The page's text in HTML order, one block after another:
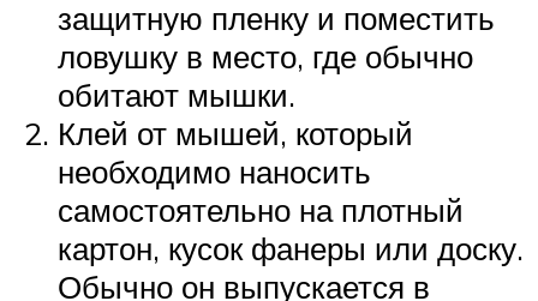
защитную пленку и поместить
ловушку в место, где обычно
обитают мышки.
Клей от мышей, который
необходимо наносить
самостоятельно на плотный
картон, кусок фанеры или доску.
Обычно он выпускается в